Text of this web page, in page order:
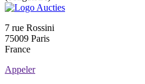
7 rue Rossini
75009 Paris
France
Appeler